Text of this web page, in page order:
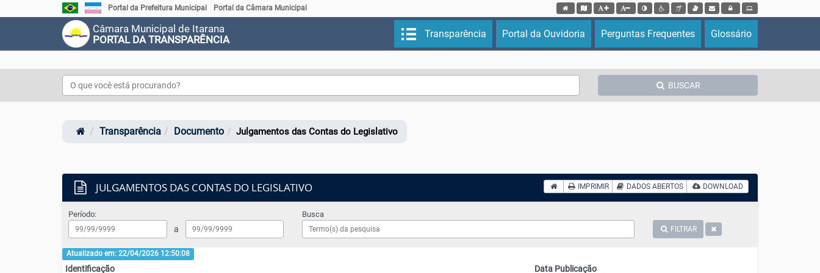
Link externo para Portal Brasil
Link externo para Portal do Governo do Estado do Espírito Santo
Portal da Prefeitura Municipal Portal da Câmara Municipal Acessar página inicial do site
Acessar o mapa do site
Ação para aumentar tamanho da fonte do site
Ação para diminuir tamanho da fonte do site
Ação para aplicar auto contraste no site
Acessar página sobre acessibilidade do site
Acessar página sobre NVDA - Leitor de Tela
Acessar página sobre VLibras - Tradutor de
Acessar Webmail
Acessar Intranet
Câmara Municipal de Itarana
PORTAL DA TRANSPARÊNCIA
Transparência Portal da Ouvidoria Perguntas Frequentes Glossário
BUSCAR
Transparência Documento Julgamentos das Contas do Legislativo
JULGAMENTOS DAS CONTAS DO LEGISLATIVO IMPRIMIR DADOS ABERTOS DOWNLOAD
Período:
a
Busca
FILTRAR
Atualizado em: 22/04/2026 12:50:08
Identificação Data Publicação